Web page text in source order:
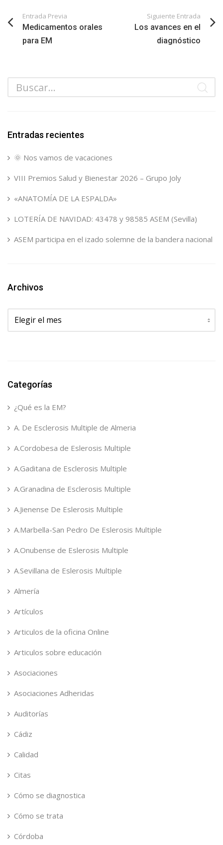
Entrada Previa
Medicamentos orales
para EM
Siguiente Entrada
Los avances en el
diagnóstico
Entradas recientes
🌞 Nos vamos de vacaciones
VIII Premios Salud y Bienestar 2026 – Grupo Joly
«ANATOMÍA DE LA ESPALDA»
LOTERÍA DE NAVIDAD: 43478 y 98585 ASEM (Sevilla)
ASEM participa en el izado solemne de la bandera nacional
Archivos
Archivos
Categorías
¿Qué es la EM?
A. De Esclerosis Multiple de Almeria
A.Cordobesa de Eslerosis Multiple
A.Gaditana de Esclerosis Multiple
A.Granadina de Esclerosis Multiple
A.Jienense De Eslerosis Multiple
A.Marbella-San Pedro De Eslerosis Multiple
A.Onubense de Eslerosis Multiple
A.Sevillana de Eslerosis Multiple
Almería
Artículos
Articulos de la oficina Online
Articulos sobre educación
Asociaciones
Asociaciones Adheridas
Auditorías
Cádiz
Calidad
Citas
Cómo se diagnostica
Cómo se trata
Córdoba